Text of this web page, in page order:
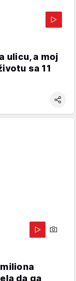
ulicu, a moj
sa 11
da ga